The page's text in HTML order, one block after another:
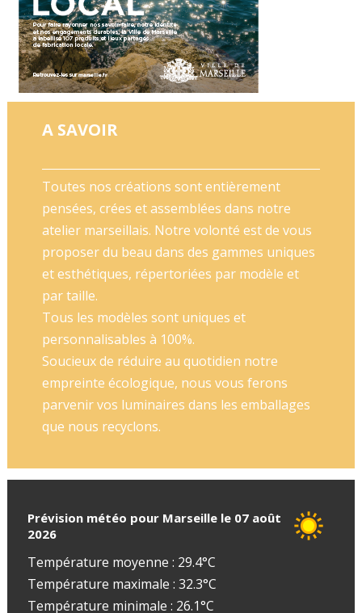
A SAVOIR
Toutes nos créations sont entièrement
pensées, crées et assemblées dans notre
atelier marseillais. Notre volonté est de vous
proposer du beau dans des gammes uniques
et esthétiques, répertoriées par modèle et
par taille.
Tous les modèles sont uniques et
personnalisables à 100%.
Soucieux de réduire au quotidien notre
empreinte écologique, nous vous ferons
parvenir vos luminaires dans les emballages
que nous recyclons.
Prévision météo pour Marseille le 07 août
2026
Température moyenne : 29.4°C
Température maximale : 32.3°C
Température minimale : 26.1°C